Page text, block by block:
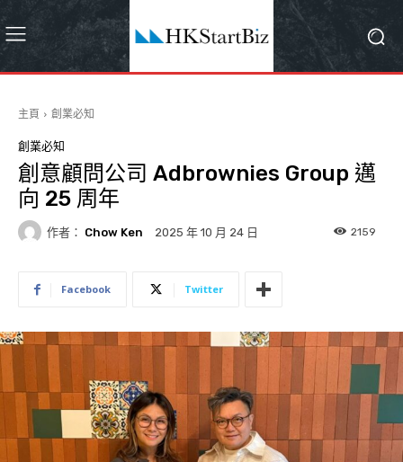
主頁 創業必知
創業必知
創意顧問公司 Adbrownies Group 邁
向 25 周年
作者： Chow Ken 2025 年 10 月 24 日 2159
Facebook Twitter